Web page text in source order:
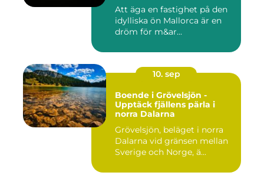
Att äga en fastighet på den
idylliska ön Mallorca är en
dröm för m&ar...
10. sep
Boende i Grövelsjön -
Upptäck fjällens pärla i
norra Dalarna
Grövelsjön, beläget i norra
Dalarna vid gränsen mellan
Sverige och Norge, ä...